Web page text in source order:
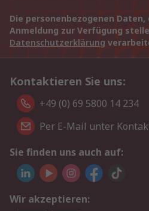
Die personenbezogenen Daten,
Anmeldung zur Verfügung
Datenschutzerklärung
Kontaktieren Sie uns:
+49 (0) 69 5800 14 234
Per E-Mail unter
Sie finden uns auch auf:
Wir akzeptieren: